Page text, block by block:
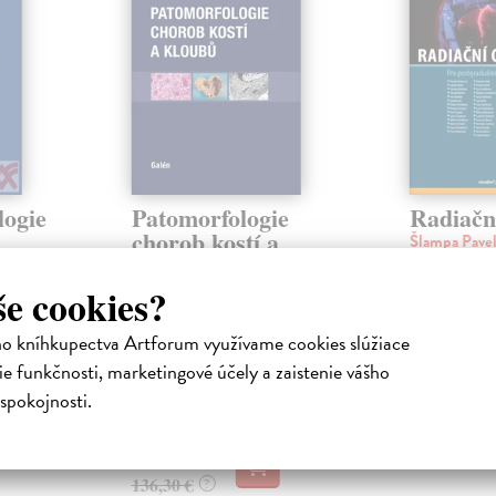
cookies?
kníhkupectva Artforum využívame cookies slúžiace
funkčnosti, marketingové účely a zaistenie vášho
svojho
Patomorfologie
chorob kostí a
Povýšil Ctibor
Úctyhodná monografie shrnuje
osobní zkušenosti a komplexní
výsledky celoživotní systematické
práce p...
136,30 € ?
Šlampa
Zasielame